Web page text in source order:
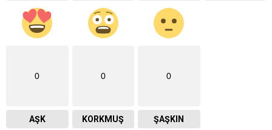
0
AŞK
0
KORKMUŞ
0
ŞAŞKIN